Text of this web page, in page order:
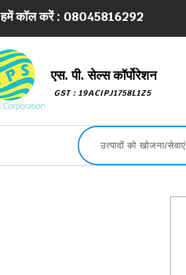
हमें कॉल करें : 08045816292
एस. पी. सेल्स कॉर्पोरेशन
GST : 19ACIPJ1758L1Z5